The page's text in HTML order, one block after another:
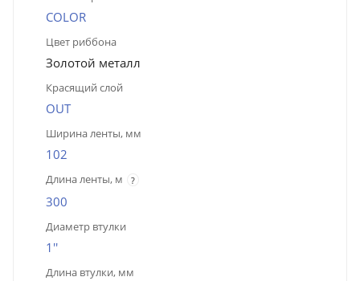
COLOR
Цвет риббона
Золотой металл
Красящий слой
OUT
Ширина ленты, мм
102
Длина ленты, м ?
300
Диаметр втулки
1''
Длина втулки, мм